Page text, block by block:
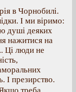
в Чорнобилі.
І ми віримо:
душі деяких
нажитися на
Ці люди не
І презирство.